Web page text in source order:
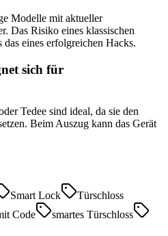
Modelle mit aktueller
Das Risiko eines klassischen
eines erfolgreichen Hacks.
sich für
Tedee sind ideal, da sie den
Beim Auszug kann das Gerät
Smart Lock
Türschloss
Code
smartes Türschloss